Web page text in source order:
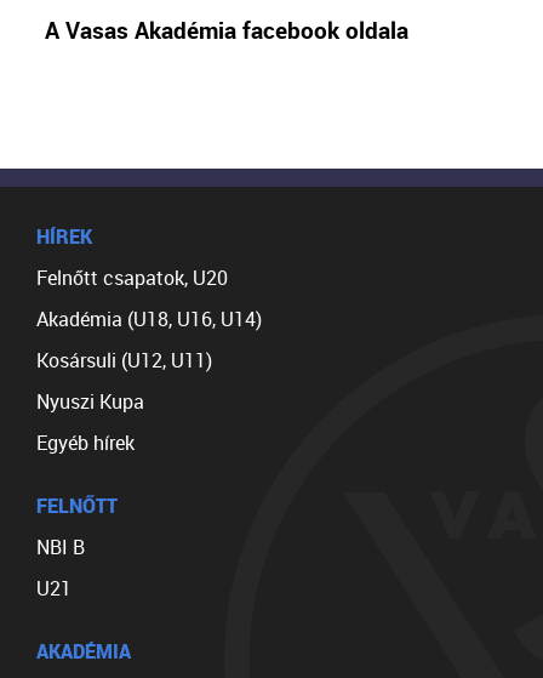
A Vasas Akadémia facebook oldala
HÍREK
Felnőtt csapatok, U20
Akadémia (U18, U16, U14)
Kosársuli (U12, U11)
Nyuszi Kupa
Egyéb hírek
FELNŐTT
NBI B
U21
AKADÉMIA